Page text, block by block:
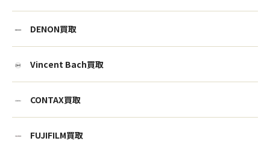
DENON買取
Vincent Bach買取
CONTAX買取
FUJIFILM買取